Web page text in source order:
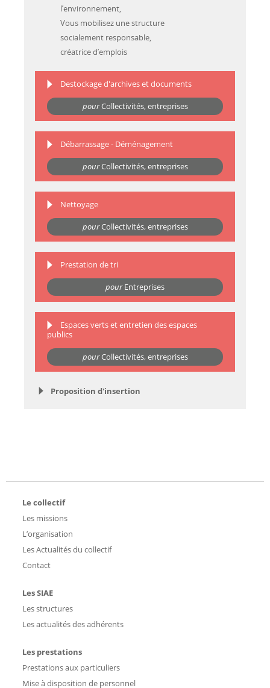
l’environnement,
Vous mobilisez une structure
socialement responsable,
créatrice d’emplois
Destockage d'archives et documents
pourCollectivités, entreprises
Débarrassage - Déménagement
pourCollectivités, entreprises
Nettoyage
pourCollectivités, entreprises
Prestation de tri
pourEntreprises
Espaces verts et entretien des espaces
publics
pourCollectivités, entreprises
Proposition d'insertion
Le collectif
Les missions
L’organisation
Les Actualités du collectif
Contact
Les SIAE
Les structures
Les actualités des adhérents
Les prestations
Prestations aux particuliers
Mise à disposition de personnel